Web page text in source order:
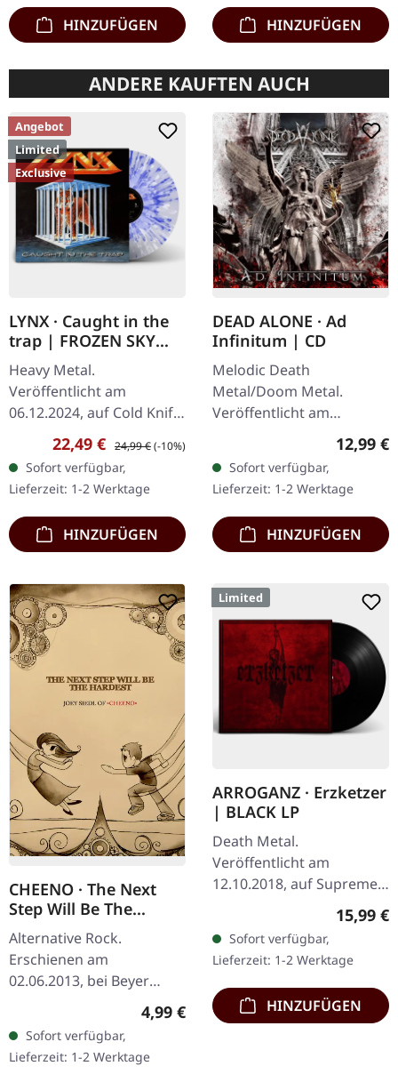
HINZUFÜGEN HINZUFÜGEN
ANDERE KAUFTEN AUCH
Angebot
Limited
Exclusive
LYNX · Caught in the
trap | FROZEN SKY
SPLATTER LP
Heavy Metal.
Veröffentlicht am
06.12.2024, auf Cold Knife
Records. Exklusives
Frozen Sky Splatter Vinyl:
Ultra Clear Vinyl mit
blauen und weißen…
Verkaufspreis:
22,49 € Regulärer Preis:
24,99 €(-10%)
Sofort verfügbar,
Lieferzeit: 1-2 Werktage
HINZUFÜGEN
DEAD ALONE · Ad
Infinitum | CD
Melodic Death
Metal/Doom Metal.
Veröffentlicht am
28.09.2012, auf Supreme
Chaos Records. CD im
Jewelcase. Dead Alone
liefern mit "Ad Infinitum"
ein…
12,99 €
Sofort verfügbar,
Lieferzeit: 1-2 Werktage
HINZUFÜGEN
CHEENO · The Next
Step Will Be The
Hardest (German) |
BOOK
Alternative Rock.
Erschienen am
02.06.2013, bei Beyer
Musik- Und Medienverlag.
Das Buch enthält die
komplette Konzeptstory
hinter dem Album (150…
Regulärer Preis:
4,99 €
Sofort verfügbar,
Lieferzeit: 1-2 Werktage
Limited
ARROGANZ · Erzketzer
| BLACK LP
Death Metal.
Veröffentlicht am
12.10.2018, auf Supreme
Schwarzes Vinyl limitiert
auf nur 200 Exemplare.
Diese hochwertige…
15,99 €
Sofort verfügbar,
Lieferzeit: 1-2 Werktage
HINZUFÜGEN